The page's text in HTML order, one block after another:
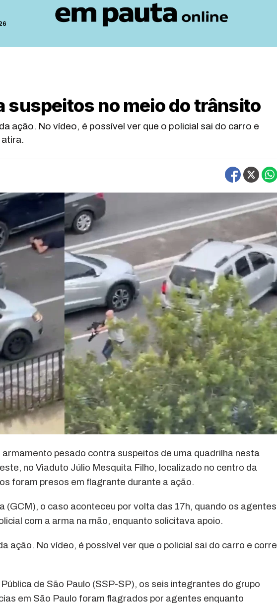
suspeitos no meio do trânsito
ação. No vídeo, é possível ver que o policial sai do carro e
pesado contra suspeitos de uma quadrilha nesta
no Viaduto Júlio Mesquita Filho, localizado no centro da
foram presos em flagrante durante a ação.
(GCM), o caso aconteceu por volta das 17h, quando os agentes
com a arma na mão, enquanto solicitava apoio.
ação. No vídeo, é possível ver que o policial sai do carro e corre
de São Paulo (SSP-SP), os seis integrantes do grupo
em São Paulo foram flagrados por agentes enquanto